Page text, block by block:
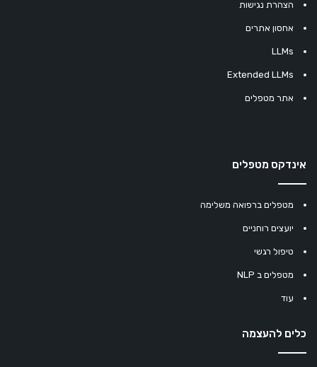
הצהרת נגישות
אחסון אתרים
LLMs
Extended LLMs
אתר מטפלים
אינדקס מטפלים
מטפלים ברפואה משלימה
יועצים רוחניים
טיפול רגשי
מטפלים ב NLP
עוד
כלים להעצמה